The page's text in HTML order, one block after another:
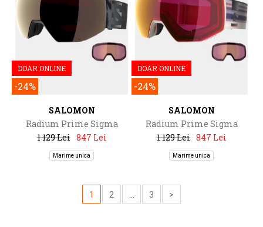
DOAR ONLINE
-24%
SALOMON
Radium Prime Sigma
+1Lens
1 129 Lei 847 Lei
Marime unica
DOAR ONLINE
-24%
SALOMON
Radium Prime Sigma
+1Lens
1 129 Lei 847 Lei
Marime unica
1 2 3 >